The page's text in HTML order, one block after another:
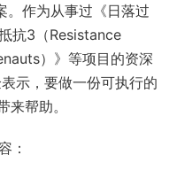
。作为从事过《日落过
抗3（Resistance
）》等项目的资深
示，要做一份可执行的
帮助。
：